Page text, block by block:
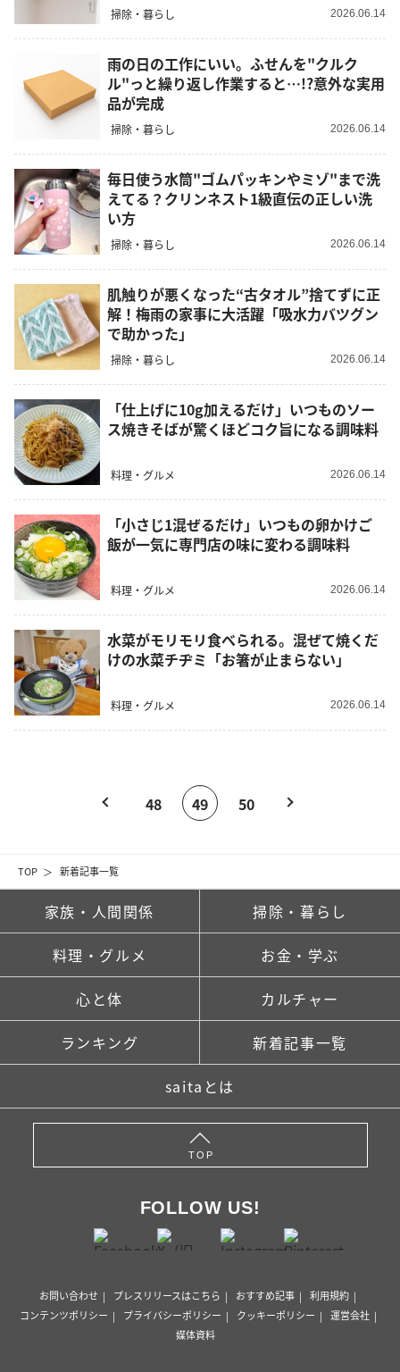
TOP 新着記事一覧
掃除・暮らし 2026.06.14
雨の日の工作にいい。ふせんを"クルク
ル"っと繰り返し作業すると…!?意外な実用
品が完成
掃除・暮らし 2026.06.14
毎日使う水筒"ゴムパッキンやミゾ"まで洗
えてる？クリンネスト1級直伝の正しい洗
い方
掃除・暮らし 2026.06.14
肌触りが悪くなった“古タオル”捨てずに正
解！梅雨の家事に大活躍「吸水力バツグン
で助かった」
掃除・暮らし 2026.06.14
「仕上げに10g加えるだけ」いつものソー
ス焼きそばが驚くほどコク旨になる調味料
料理・グルメ 2026.06.14
「小さじ1混ぜるだけ」いつもの卵かけご
飯が一気に専門店の味に変わる調味料
料理・グルメ 2026.06.14
水菜がモリモリ食べられる。混ぜて焼くだ
けの水菜チヂミ「お箸が止まらない」
料理・グルメ 2026.06.14
48 49 50
家族・人間関係 掃除・暮らし
料理・グルメ お金・学ぶ
心と体 カルチャー
ランキング 新着記事一覧
saitaとは
TOP
FOLLOW US!
お問い合わせ プレスリリースはこちら おすすめ記事
利用規約
コンテンツポリシー
プライバシーポリシー クッキーポリシー
運営会社
媒体資料